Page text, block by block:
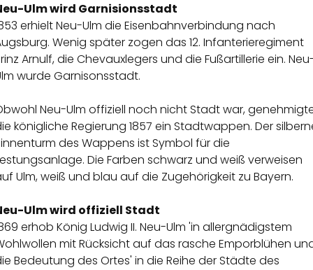
Ulm wird Garnisionsstadt
erhielt Neu-Ulm die Eisenbahnverbindung nach
Wenig später zogen das 12. Infanterieregiment
Arnulf, die Chevauxlegers und die Fußartillerie ein.
wurde Garnisonsstadt.
Neu-Ulm offiziell noch nicht Stadt war,
königliche Regierung 1857 ein Stadtwappen. Der
des Wappens ist Symbol für die
Die Farben schwarz und weiß verweisen
Ulm, weiß und blau auf die Zugehörigkeit zu Bayern.
Ulm wird offiziell Stadt
erhob König Ludwig II. Neu-Ulm 'in allergnädigstem
mit Rücksicht auf das rasche Emporblühen
Bedeutung des Ortes' in die Reihe der Städte des